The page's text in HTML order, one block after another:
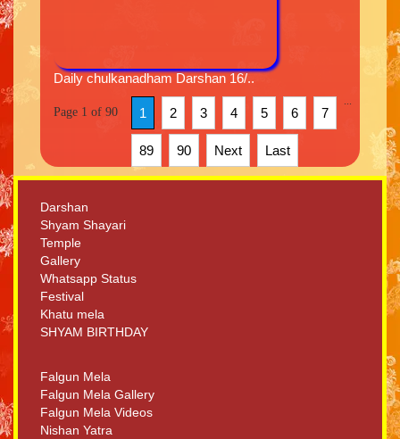
Daily chulkanadham Darshan 16/..
Page 1 of 90 1 2 3 4 5 6 7
89 90 Next Last
Darshan
Shyam Shayari
Temple
Gallery
Whatsapp Status
Festival
Khatu mela
SHYAM BIRTHDAY
Falgun Mela
Falgun Mela Gallery
Falgun Mela Videos
Nishan Yatra